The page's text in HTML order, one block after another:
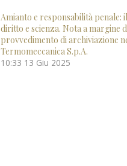
Amianto e responsabilità
diritto e scienza. Nota a margine
provvedimento di archiviazione
Termomeccanica S.p.A.
10:33 13 Giu 2025